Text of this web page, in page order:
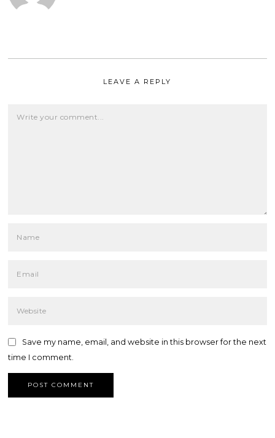
LEAVE A REPLY
Save my name, email, and website in this browser for the next
time I comment.